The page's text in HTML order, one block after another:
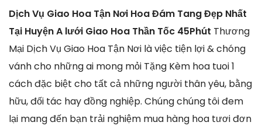
Dịch Vụ Giao Hoa Tận Nơi Hoa Đám Tang Đẹp Nhất
Tại Huyện A lưới Giao Hoa Thần Tốc 45Phút Thương
Mại Dịch Vụ Giao Hoa Tận Nơi là việc tiện lợi & chóng
vánh cho những ai mong mỏi Tặng Kèm hoa tuoi 1
cách đặc biệt cho tất cả những người thân yêu, bằng
hữu, đối tác hay đồng nghiệp. Chúng chúng tôi đem
lại mang đến bạn trải nghiệm mua hàng hoa tươi đơn